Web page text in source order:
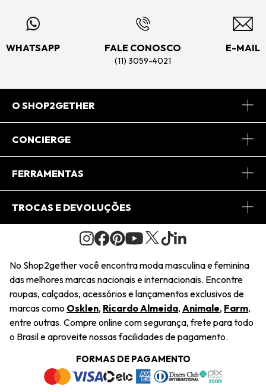
WHATSAPP FALE CONOSCO
(11) 3059-4021
E-MAIL
O SHOP2GETHER
Sobre Nós
Journal
Saiu na Mídia
Sustentabilidade
Navegando
Termos e Condições
CONCIERGE
Central de Relacionamento
Regulamento e Promoções
FERRAMENTAS
Minha Conta
Pedido de Presente
Wishlist
TROCAS E DEVOLUÇÕES
Condições Gerais
Troca Fácil
Restituição de Pagamento
Dúvidas Frequentes
Termos e Condições
Política de Privacidade
No Shop2gether você encontra moda masculina e feminina
das melhores marcas nacionais e internacionais. Encontre
roupas, calçados, acessórios e lançamentos exclusivos de
marcas como Osklen, Ricardo Almeida, Animale, Farm,
entre outras. Compre online com segurança, frete para todo
o Brasil e aproveite nossas facilidades de pagamento.
FORMAS DE PAGAMENTO